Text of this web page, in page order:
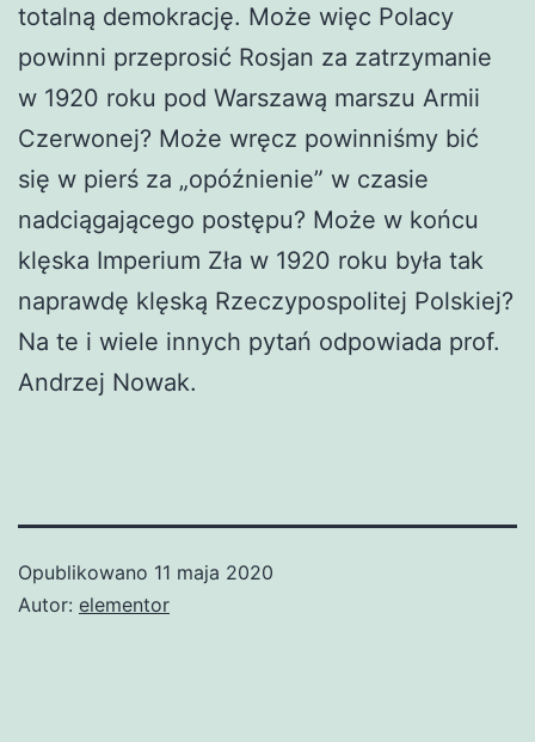
totalną demokrację. Może więc Polacy
powinni przeprosić Rosjan za zatrzymanie
w 1920 roku pod Warszawą marszu Armii
Czerwonej? Może wręcz powinniśmy bić
się w pierś za „opóźnienie” w czasie
nadciągającego postępu? Może w końcu
klęska Imperium Zła w 1920 roku była tak
naprawdę klęską Rzeczypospolitej Polskiej?
Na te i wiele innych pytań odpowiada prof.
Andrzej Nowak.
Opublikowano 11 maja 2020
Autor: elementor